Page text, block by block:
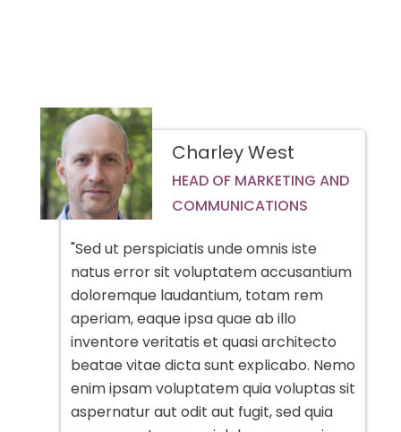
Charley West
HEAD OF MARKETING AND
COMMUNICATIONS
"Sed ut perspiciatis unde omnis iste
natus error sit voluptatem accusantium
doloremque laudantium, totam rem
aperiam, eaque ipsa quae ab illo
inventore veritatis et quasi architecto
beatae vitae dicta sunt explicabo. Nemo
enim ipsam voluptatem quia voluptas sit
aspernatur aut odit aut fugit, sed quia